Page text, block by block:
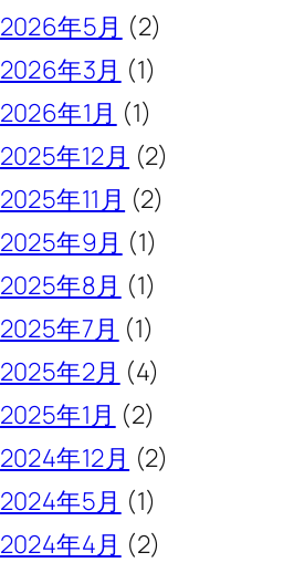
2026年5月 (2)
2026年3月 (1)
2026年1月 (1)
2025年12月 (2)
2025年11月 (2)
2025年9月 (1)
2025年8月 (1)
2025年7月 (1)
2025年2月 (4)
2025年1月 (2)
2024年12月 (2)
2024年5月 (1)
2024年4月 (2)